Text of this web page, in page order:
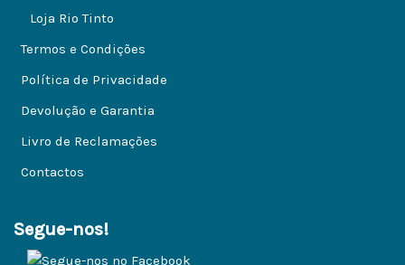
Loja Rio Tinto
Termos e Condições
Política de Privacidade
Devolução e Garantia
Livro de Reclamações
Contactos
Segue-nos!